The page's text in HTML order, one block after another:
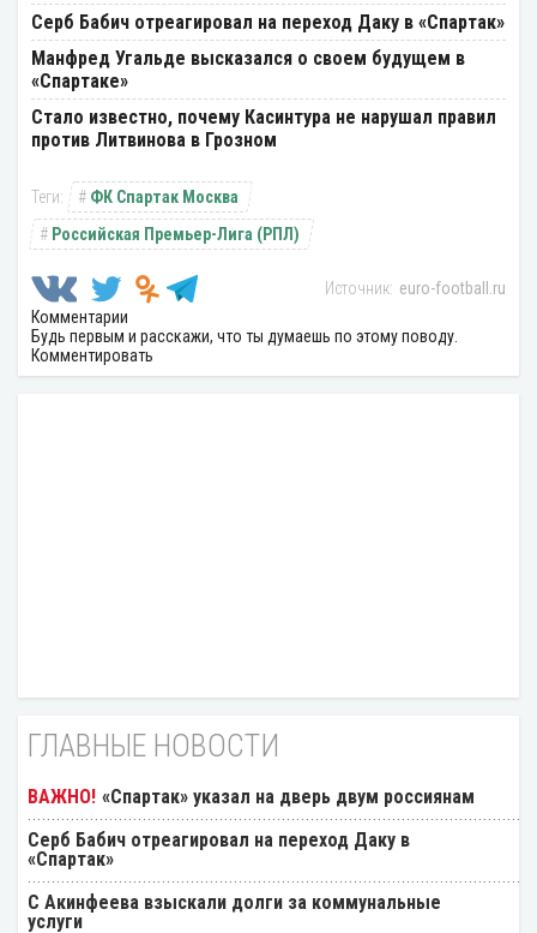
Серб Бабич отреагировал на переход Даку в «Спартак»
Манфред Угальде высказался о своем будущем в
«Спартаке»
Стало известно, почему Касинтура не нарушал правил
против Литвинова в Грозном
ФК Спартак Москва
Российская Премьер-Лига (РПЛ)
euro-football.ru
Комментарии
Будь первым и расскажи, что ты думаешь по этому поводу.
Комментировать
ГЛАВНЫЕ НОВОСТИ
«Спартак» указал на дверь двум россиянам
Серб Бабич отреагировал на переход Даку в
«Спартак»
С Акинфеева взыскали долги за коммунальные
услуги